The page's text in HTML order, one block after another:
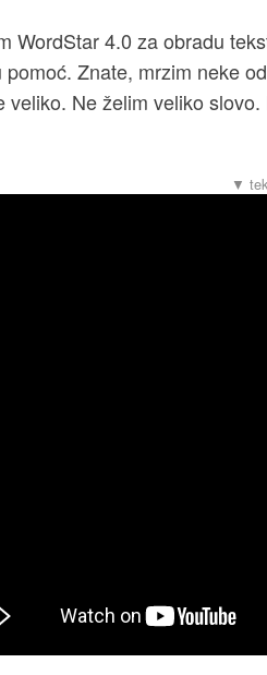
WordStar 4.0 za obradu
pomoć. Znate, mrzim neke
veliko. Ne želim veliko